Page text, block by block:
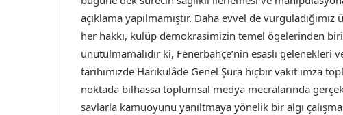
açıklama yapılmamıştır. Daha evvel de
her hakkı, kulüp demokrasimizin temel ögelerinden
unutulmamalıdır ki, Fenerbahçe’nin esaslı
tarihimizde Harikulâde Genel Şura hiçbir vakit imza
noktada bilhassa toplumsal medya mecralarında
savlarla kamuoyunu yanıltmaya yönelik bir algı